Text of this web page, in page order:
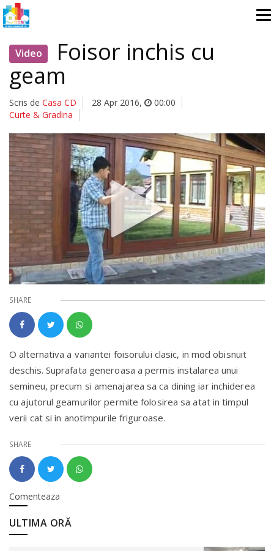
Video Foisor inchis cu
geam
Scris de Casa CD 28 Apr 2016,
00:00
Curte & Gradina
SHARE
O alternativa a variantei foisorului clasic, in mod obisnuit
deschis. Suprafata generoasa a permis instalarea unui
semineu, precum si amenajarea sa ca dining iar inchiderea
cu ajutorul geamurilor permite folosirea sa atat in timpul
verii cat si in anotimpurile friguroase.
SHARE
Comenteaza
ULTIMA ORĂ